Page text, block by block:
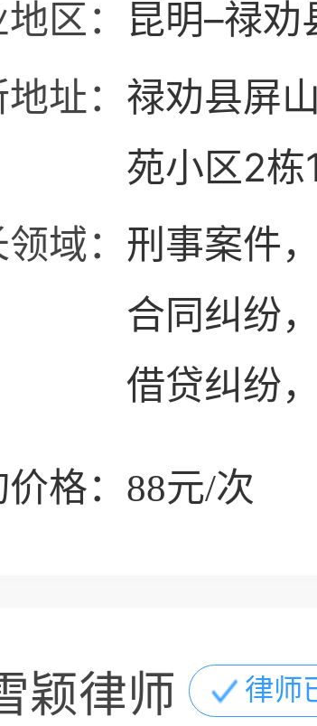
区：
昆明–禄劝
址： 禄劝县屏
苑小区2栋
域： 刑事案件
合同纠纷
借贷纠纷
格：88元/次
颖律师 律师